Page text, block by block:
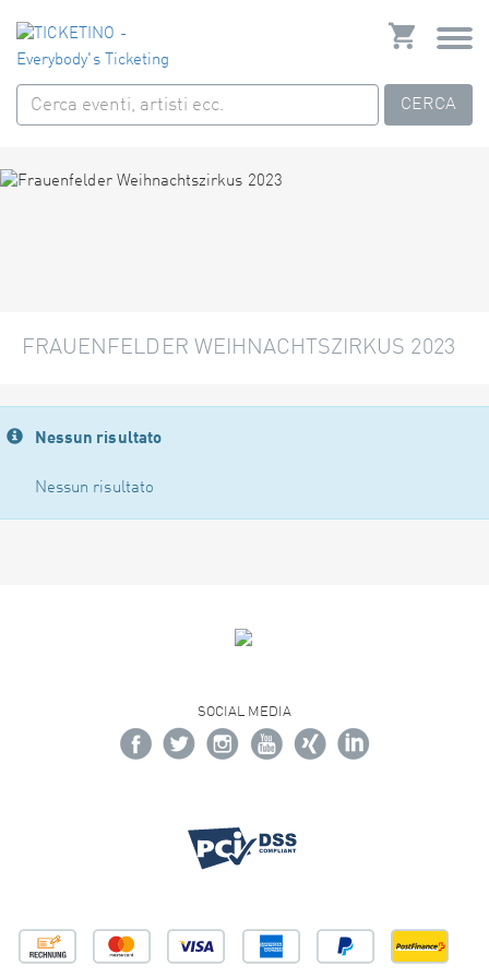
CERCA
FRAUENFELDER WEIHNACHTSZIRKUS 2023
Nessun risultato
Nessun risultato
SOCIAL MEDIA